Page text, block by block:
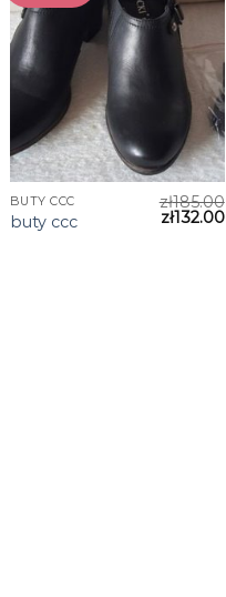
BUTY CCC
buty ccc
zł185.00
zł132.00